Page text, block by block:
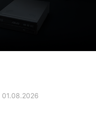
01.08.2026